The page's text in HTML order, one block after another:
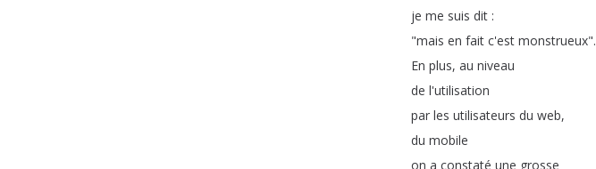
je me suis dit :
"mais en fait c'est monstrueux".
En plus, au niveau
de l'utilisation
par les utilisateurs du web,
du mobile
on a constaté une grosse